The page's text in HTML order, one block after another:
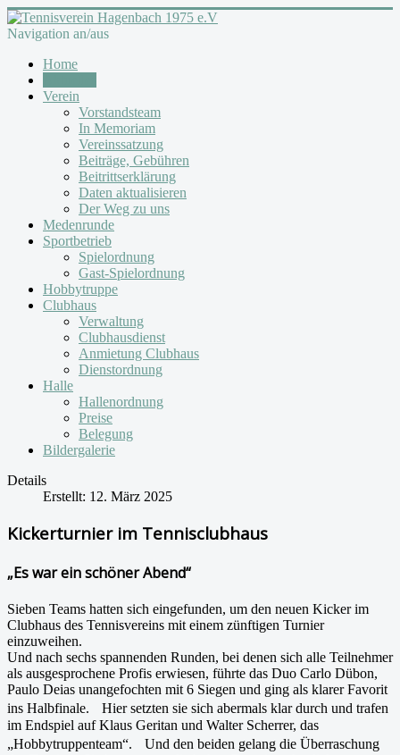
Navigation an/aus
Home
Verein
Vorstandsteam
In Memoriam
Vereinssatzung
Beiträge, Gebühren
Beitrittserklärung
Daten aktualisieren
Der Weg zu uns
Medenrunde
Sportbetrieb
Spielordnung
Gast-Spielordnung
Hobbytruppe
Clubhaus
Verwaltung
Clubhausdienst
Anmietung Clubhaus
Dienstordnung
Halle
Hallenordnung
Preise
Belegung
Bildergalerie
Details
Erstellt: 12. März 2025
Kickerturnier im Tennisclubhaus
„Es war ein schöner Abend“
Sieben Teams hatten sich eingefunden, um den neuen Kicker im
Clubhaus des Tennisvereins mit einem zünftigen Turnier
einzuweihen.
Und nach sechs spannenden Runden, bei denen sich alle Teilnehmer
als ausgesprochene Profis erwiesen, führte das Duo Carlo Dübon,
Paulo Deias unangefochten mit 6 Siegen und ging als klarer Favorit
ins Halbfinale. Hier setzten sie sich abermals klar durch und trafen
im Endspiel auf Klaus Geritan und Walter Scherrer, das
„Hobbytruppenteam“. Und den beiden gelang die Überraschung